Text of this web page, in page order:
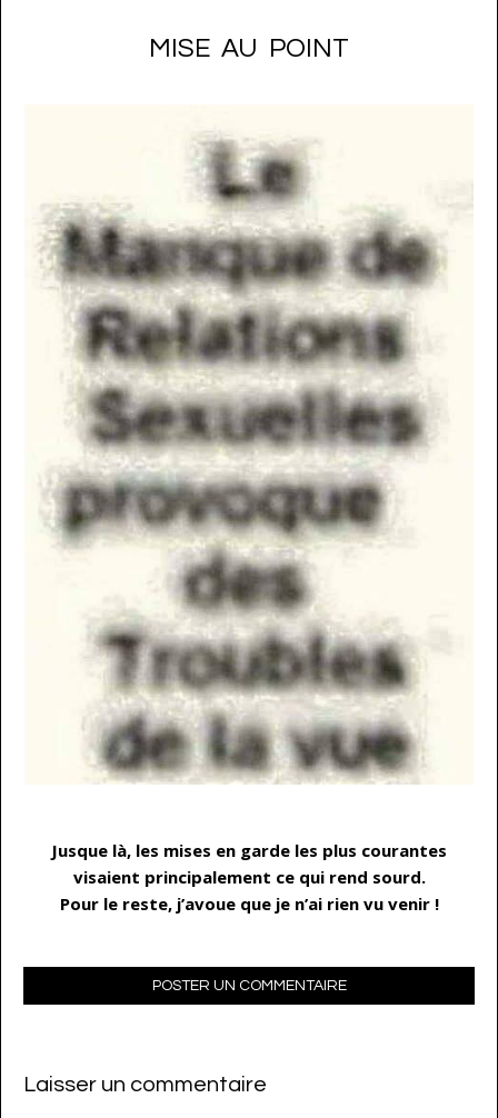
MISE AU POINT
Jusque là, les mises en garde les plus courantes
visaient principalement ce qui rend sourd.
Pour le reste, j’avoue que je n’ai rien vu venir !
POSTER UN COMMENTAIRE
Laisser un commentaire